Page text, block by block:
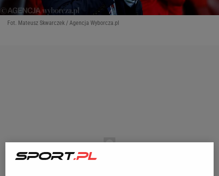
Fot. Mateusz Skwarczek / Agencja Wyborcza.pl